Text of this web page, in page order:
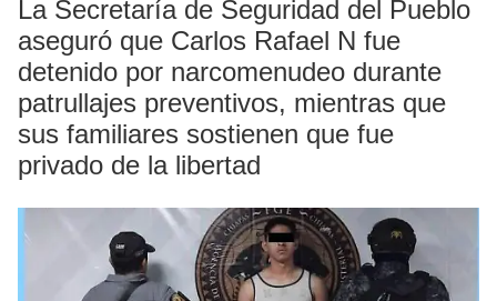
La Secretaría de Seguridad del Pueblo
aseguró que Carlos Rafael N fue
detenido por narcomenudeo durante
patrullajes preventivos, mientras que
sus familiares sostienen que fue
privado de la libertad